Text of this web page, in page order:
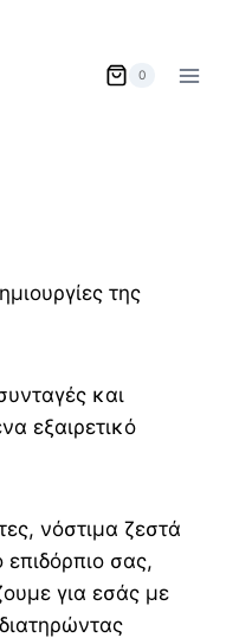
0
της
και
εξαιρετικό
νόστιμα ζεστά
σας,
για εσάς με